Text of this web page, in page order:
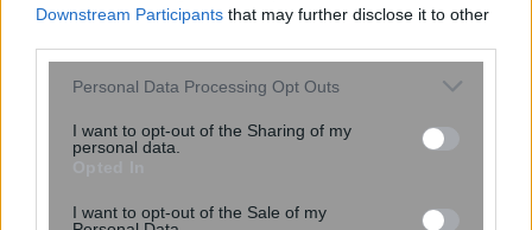
Downstream Participants that may further disclose it to other
Please note that this website/app uses one or more Google
not limited to your visit or usage behaviour. You may click to
grant or deny consent to Google and its third-party tags to
consent section.
Personal Data Processing Opt Outs
I want to opt-out of the Sharing of my
personal data.
I want to opt-out of the Sale of my